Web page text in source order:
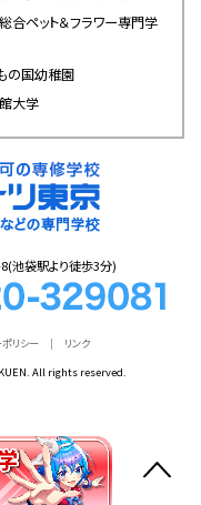
合ペット＆フラワー専門学
の国幼稚園
大学
池袋駅より徒歩3分)
All rights reserved.
リシー リンク